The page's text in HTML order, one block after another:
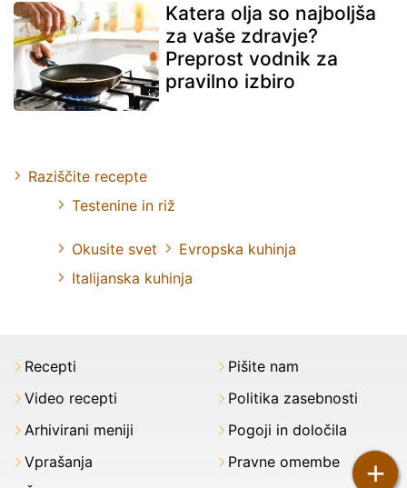
+
Katera olja so najboljša
za vaše zdravje?
Preprost vodnik za
pravilno izbiro
Raziščite recepte
Testenine in riž
Okusite svet
Evropska kuhinja
Italijanska kuhinja
Recepti
Video recepti
Arhivirani meniji
Vprašanja
Pišite nam
Politika zasebnosti
Pogoji in določila
Pravne omembe